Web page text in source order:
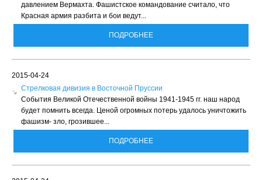
давлением Вермахта. Фашистское командование считало, что
Красная армия разбита и бои ведут...
ПОДРОБНЕЕ
2015-04-24
Стрелковая дивизия в Восточной Пруссии
События Великой Отечественной войны 1941-1945 гг. наш народ
будет помнить всегда. Ценой огромных потерь удалось уничтожить
фашизм- зло, грозившее...
ПОДРОБНЕЕ